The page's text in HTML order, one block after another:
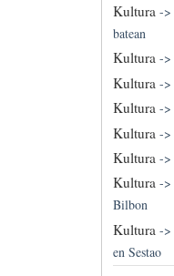
Kultura->
batean
Kultura->
Kultura->
Kultura->
Kultura ->
Kultura->
Kultura->
Bilbon
Kultura ->
en Sestao